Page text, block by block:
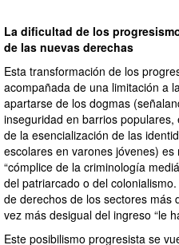
La dificultad de los
de las nuevas derechas
Esta transformación de los
acompañada de una limitación a
apartarse de los dogmas
inseguridad en barrios
de la esencialización de las
escolares en varones jóvenes) es
“cómplice de la criminología
del patriarcado o del
de derechos de los sectores más
vez más desigual del ingreso “le
Este posibilismo progresista se